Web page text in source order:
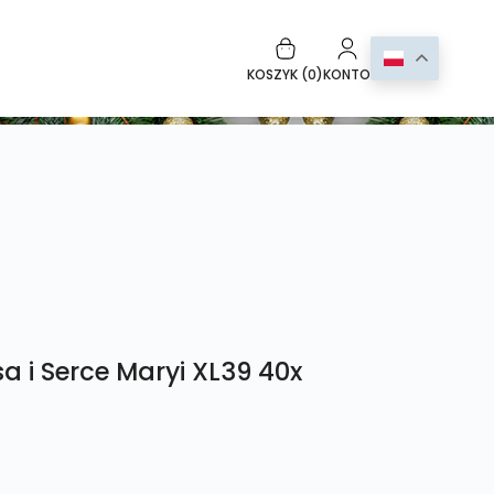
KOSZYK (0)KONTO
i Serce Maryi XL39 40x